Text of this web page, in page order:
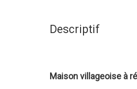
Descriptif
Maison villageoise à